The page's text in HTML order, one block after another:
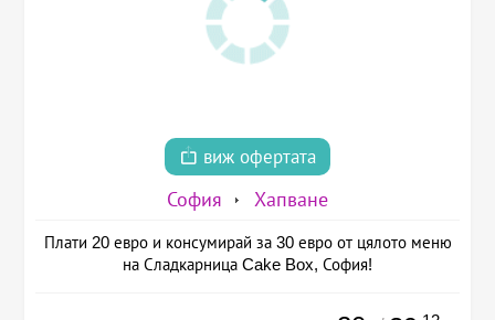
виж офертата
София Хапване
Плати 20 евро и консумирай за 30 евро от цялото меню
на Сладкарница Cake Box, София!